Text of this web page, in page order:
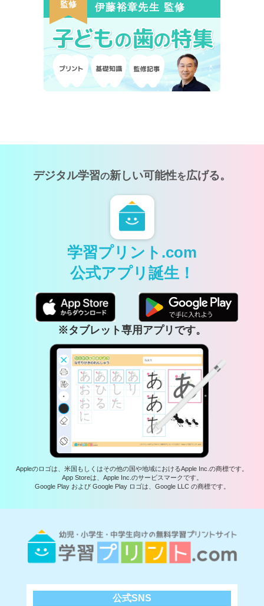
監修
伊藤裕章先生 監修
デジタル学習の新しい可能性を広げる。
学習プリント.com
公式アプリ誕生！
※タブレット専用アプリです。
Appleのロゴは、米国もしくはその他の国や地域におけるApple Inc.の商標です。
App Storeは、Apple Inc.のサービスマークです。
Google Play および Google Play ロゴは、Google LLC の商標です。
公式SNS